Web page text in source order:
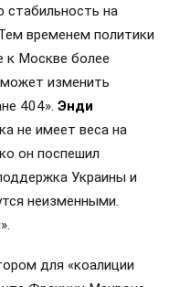
на
временем политики
к Москве более
может изменить
404». Энди
не имеет веса на
он поспешил
Украины и
неизменными.
для «коалиции